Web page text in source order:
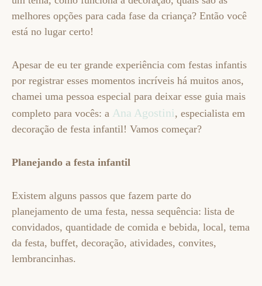
melhores opções para cada fase da criança? Então você
está no lugar certo!
Apesar de eu ter grande experiência com festas infantis
por registrar esses momentos incríveis há muitos anos,
chamei uma pessoa especial para deixar esse guia mais
completo para vocês: a Ana Agostini, especialista em
decoração de festa infantil! Vamos começar?
Planejando a festa infantil
Existem alguns passos que fazem parte do
planejamento de uma festa, nessa sequência: lista de
convidados, quantidade de comida e bebida, local, tema
da festa, buffet, decoração, atividades, convites,
lembrancinhas.